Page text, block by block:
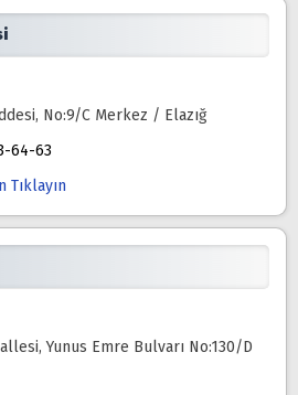
No:9/C Merkez / Elazığ
64-63
Tıklayın
Yunus Emre Bulvarı No:130/D